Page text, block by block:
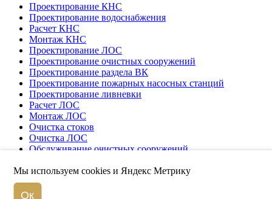
Проектирование КНС
Проектирование водоснабжения
Расчет КНС
Монтаж КНС
Проектирование ЛОС
Проектирование очистных сооружений
Проектирование раздела ВК
Проектирование пожарных насосных станций
Проектирование ливневки
Расчет ЛОС
Монтаж ЛОС
Очистка стоков
Очистка ЛОС
Обслуживание очистных сооружений
© Компания «ЭкоКомпозит», 2026
Мы используем cookies и Яндекс Метрику
Ок